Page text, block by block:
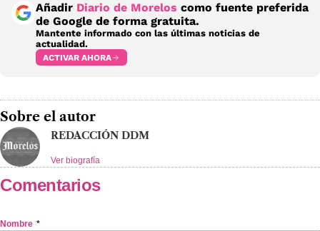
Añadir Diario de Morelos como fuente preferida
de Google de forma gratuita.
Mantente informado con las últimas noticias de
actualidad.
ACTIVAR AHORA
Sobre el autor
REDACCIÓN DDM
Ver biografía
Comentarios
Nombre *